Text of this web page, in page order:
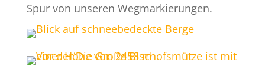
Spur von unseren Wegmarkierungen.